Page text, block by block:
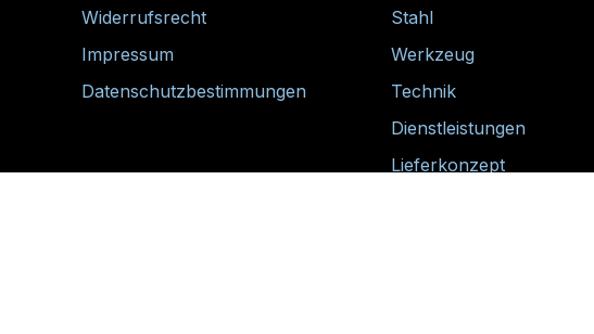
Widerrufsrecht
Impressum
Datenschutzbestimmungen
Stahl
Werkzeug
Technik
Dienstleistungen
Lieferkonzept